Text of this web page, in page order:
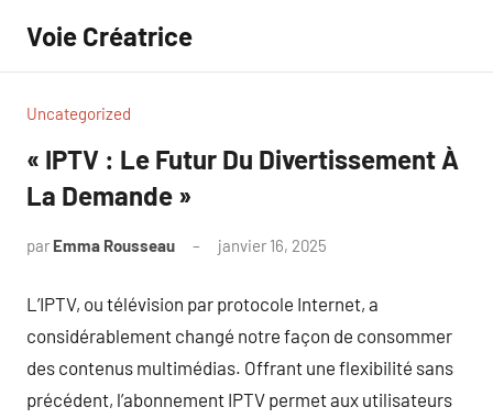
contenu
Voie Créatrice
Uncategorized
« IPTV : Le Futur Du Divertissement À
La Demande »
par Emma Rousseau janvier 16, 2025
L’IPTV, ou télévision par protocole Internet, a
considérablement changé notre façon de consommer
des contenus multimédias. Offrant une flexibilité sans
précédent, l’abonnement IPTV permet aux utilisateurs